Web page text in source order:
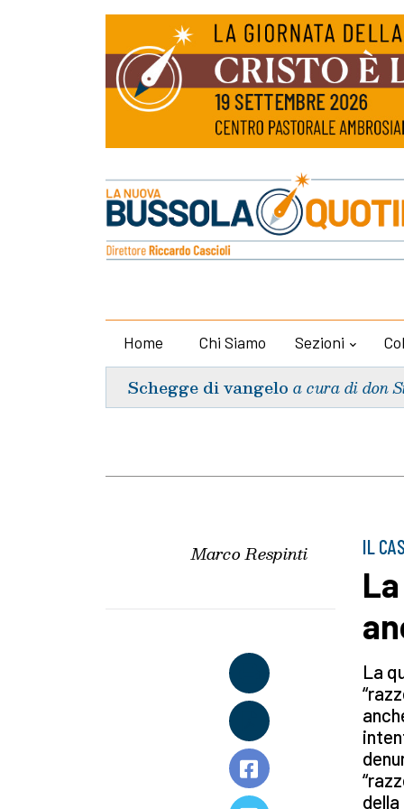
Home Chi Siamo Sezioni
Schegge di vangelo a cura di don
Marco Respinti IL
La